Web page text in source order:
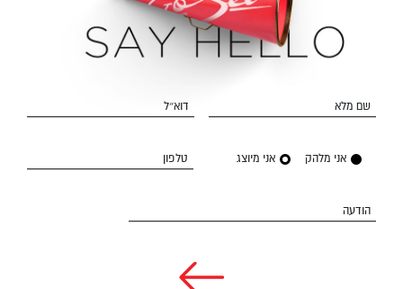
שם מלא דוא״ל
אני מלהק אני מיוצג טלפון
הודעה